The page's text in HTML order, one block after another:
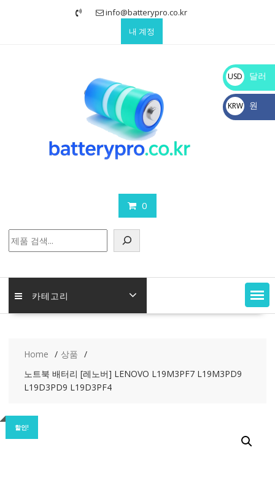
info@batterypro.co.kr
내 계정
0
색
카테고리
Home
상품
노트북 배터리 [레노버] LENOVO L19M3PF7 L19M3PD9
L19D3PD9 L19D3PF4
할인!
USD
$
달러
KRW
₩
원